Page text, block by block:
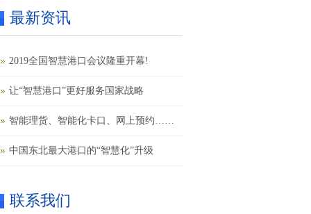
最新资讯
2019全国智慧港口会议隆重开幕!
让“智慧港口”更好服务国家战略
智能理货、智能化卡口、网上预约……
中国东北最大港口的“智慧化”升级
联系我们